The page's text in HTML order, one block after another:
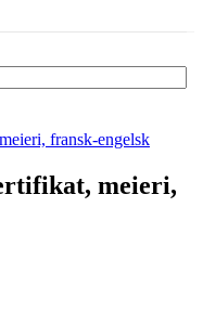
fransk-engelsk
meieri,